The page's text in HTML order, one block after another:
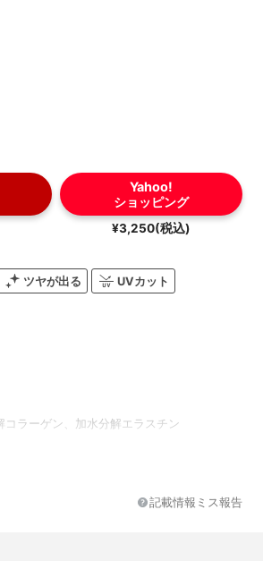
Yahoo!
ショッピング
¥3,250(税込)
ツヤが出る UVカット
ラーゲン、加水分解エラスチン
、エタノール、ミネラルオイル、メトキシケ
ン、メチレンビスベンゾトリアゾリルテトラ
コシルトレハロース、シア脂、トコフェロー
記載情報ミス報告